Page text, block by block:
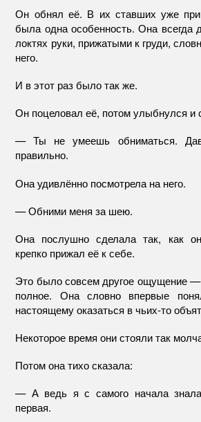
Он обнял её. В их ставших уже
была одна особенность. Она всегда
локтях руки, прижатыми к груди,
него.
И в этот раз было так же.
Он поцеловал её, потом улыбнулся и
— Ты не умеешь обниматься.
правильно.
Она удивлённо посмотрела на него.
— Обними меня за шею.
Она послушно сделала так, как
крепко прижал её к себе.
Это было совсем другое ощущение
полное. Она словно впервые
настоящему оказаться в чьих-то
Некоторое время они стояли так
Потом она тихо сказала:
— А ведь я с самого начала
первая.